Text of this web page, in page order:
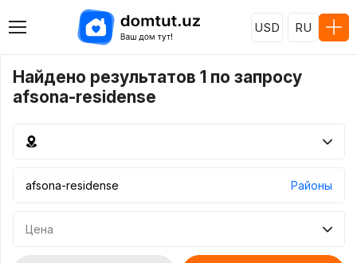
USD RU
Найдено результатов 1 по запросу
afsona-residense
Районы
Цена